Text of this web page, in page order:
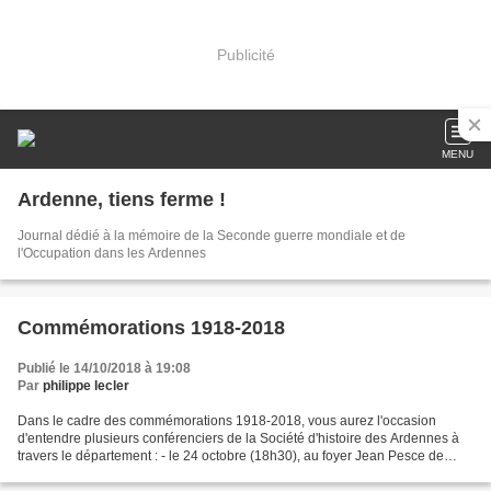
Publicité
MENU
Ardenne, tiens ferme !
Journal dédié à la mémoire de la Seconde guerre mondiale et de
l'Occupation dans les Ardennes
Commémorations 1918-2018
Publié le 14/10/2018 à 19:08
Par philippe lecler
Dans le cadre des commémorations 1918-2018, vous aurez l'occasion
d'entendre plusieurs conférenciers de la Société d'histoire des Ardennes à
travers le département : - le 24 octobre (18h30), au foyer Jean Pesce de